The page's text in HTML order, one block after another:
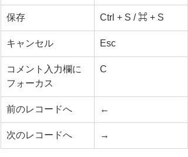
保存 Ctrl + S / ⌘ + S
キャンセル Esc
コメント入力欄に
フォーカス
C
前のレコードへ ←
次のレコードへ →